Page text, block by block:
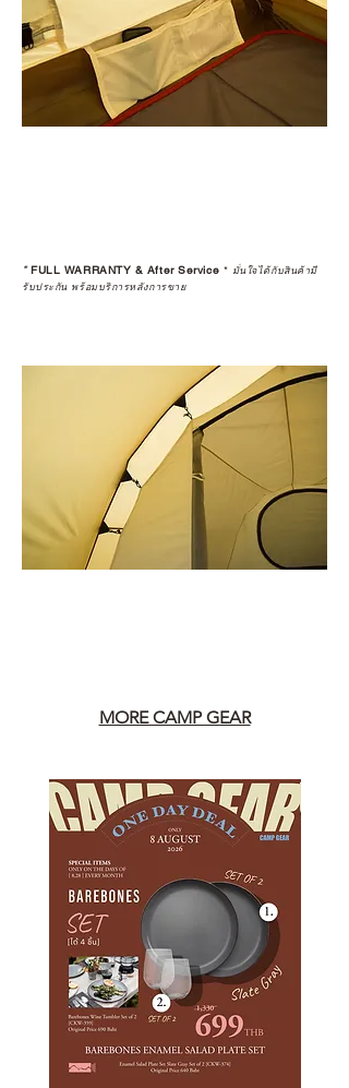
*FULL WARRANTY & After Service * มั่นใจได้กับสินค้ามี
รับประกัน พร้อมบริการหลังการขาย
MORE CAMP GEAR